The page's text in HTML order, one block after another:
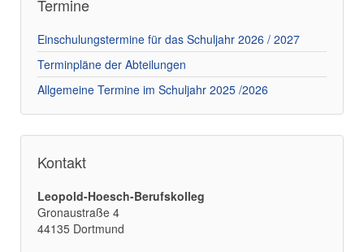
Termine
Einschulungstermine für das Schuljahr 2026 / 2027
Terminpläne der Abteilungen
Allgemeine Termine im Schuljahr 2025 /2026
Kontakt
Leopold-Hoesch-Berufskolleg
Gronaustraße 4
44135 Dortmund